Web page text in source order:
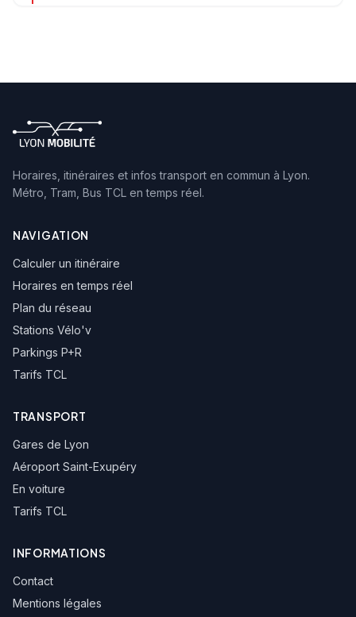
Corbas Gabriel Péri
Abattoirs
Combo
Les Blés d'Or
Charbonnier
Yves Farge
Horaires, itinéraires et infos transport en commun à Lyon.
Métro, Tram, Bus TCL en temps réel.
NAVIGATION
Calculer un itinéraire
Horaires en temps réel
Plan du réseau
Stations Vélo'v
Parkings P+R
Tarifs TCL
TRANSPORT
Gares de Lyon
Aéroport Saint-Exupéry
En voiture
Tarifs TCL
INFORMATIONS
Contact
Mentions légales